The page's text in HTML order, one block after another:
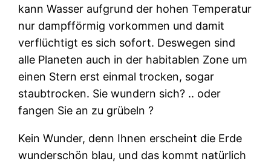
kann Wasser aufgrund der hohen Temperatur
nur dampfförmig vorkommen und damit
verflüchtigt es sich sofort. Deswegen sind
alle Planeten auch in der habitablen Zone um
einen Stern erst einmal trocken, sogar
staubtrocken. Sie wundern sich? .. oder
fangen Sie an zu grübeln ?
Kein Wunder, denn Ihnen erscheint die Erde
wunderschön blau, und das kommt natürlich